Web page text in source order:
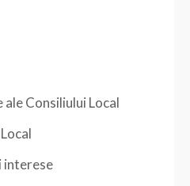
Consiliului Local
interese